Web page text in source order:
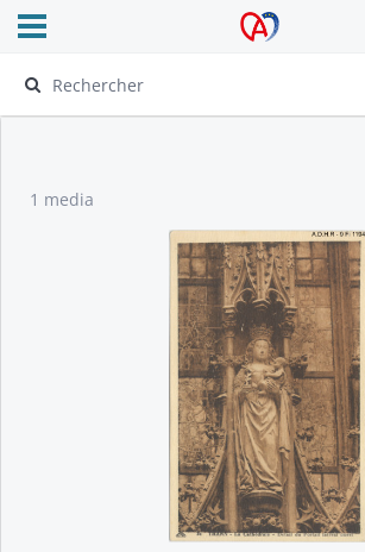
Archives Alsace - Colmar
Ouvrir le menu déroulant
1 media